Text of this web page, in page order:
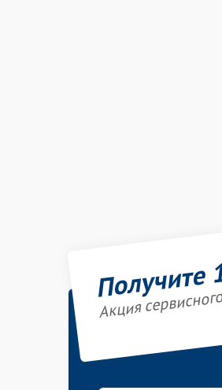
Акция